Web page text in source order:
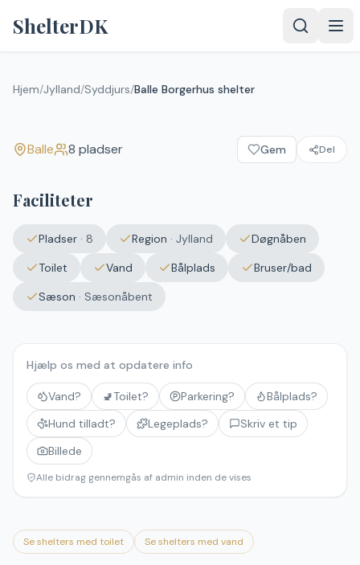
ShelterDK
Hjem/Jylland/Syddjurs/Balle Borgerhus shelter
Balle
Balle 8 pladser Gem Del
Faciliteter
Pladser · 8 Region · Jylland
Døgnåben
Toilet
Vand Bålplads
Bruser/bad
Sæson · Sæsonåbent
Hjælp os med at opdatere info
Vand? 🚽Toilet? Parkering?
Bålplads?
Hund tilladt?
Legeplads?
Skriv et tip
Billede
Alle bidrag gennemgås af admin inden de vises
Se shelters med toilet Se shelters med vand